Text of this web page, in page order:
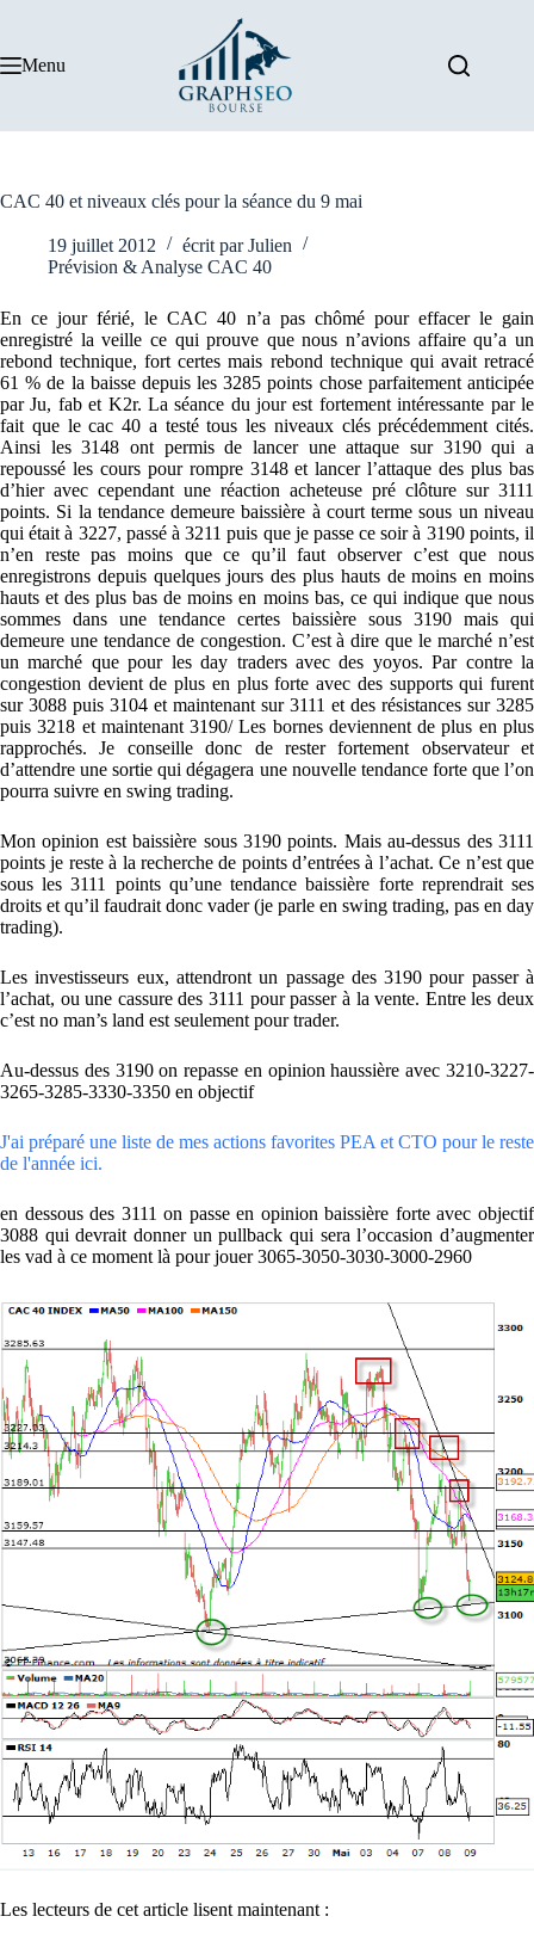
Menu
CAC 40 et niveaux clés pour la séance du 9 mai
19 juillet 2012 écrit par Julien
Prévision & Analyse CAC 40
En ce jour férié, le CAC 40 n’a pas chômé pour effacer le gain
enregistré la veille ce qui prouve que nous n’avions affaire qu’a un
rebond technique, fort certes mais rebond technique qui avait retracé
61 % de la baisse depuis les 3285 points chose parfaitement anticipée
par Ju, fab et K2r. La séance du jour est fortement intéressante par le
fait que le cac 40 a testé tous les niveaux clés précédemment cités.
Ainsi les 3148 ont permis de lancer une attaque sur 3190 qui a
repoussé les cours pour rompre 3148 et lancer l’attaque des plus bas
d’hier avec cependant une réaction acheteuse pré clôture sur 3111
points. Si la tendance demeure baissière à court terme sous un niveau
qui était à 3227, passé à 3211 puis que je passe ce soir à 3190 points, il
n’en reste pas moins que ce qu’il faut observer c’est que nous
enregistrons depuis quelques jours des plus hauts de moins en moins
hauts et des plus bas de moins en moins bas, ce qui indique que nous
sommes dans une tendance certes baissière sous 3190 mais qui
demeure une tendance de congestion. C’est à dire que le marché n’est
un marché que pour les day traders avec des yoyos. Par contre la
congestion devient de plus en plus forte avec des supports qui furent
sur 3088 puis 3104 et maintenant sur 3111 et des résistances sur 3285
puis 3218 et maintenant 3190/ Les bornes deviennent de plus en plus
rapprochés. Je conseille donc de rester fortement observateur et
d’attendre une sortie qui dégagera une nouvelle tendance forte que l’on
pourra suivre en swing trading.
Mon opinion est baissière sous 3190 points. Mais au-dessus des 3111
points je reste à la recherche de points d’entrées à l’achat. Ce n’est que
sous les 3111 points qu’une tendance baissière forte reprendrait ses
droits et qu’il faudrait donc vader (je parle en swing trading, pas en day
trading).
Les investisseurs eux, attendront un passage des 3190 pour passer à
l’achat, ou une cassure des 3111 pour passer à la vente. Entre les deux
c’est no man’s land est seulement pour trader.
Au-dessus des 3190 on repasse en opinion haussière avec 3210-3227-
3265-3285-3330-3350 en objectif
J'ai préparé une liste de mes actions favorites PEA et CTO pour le reste
de l'année ici.
en dessous des 3111 on passe en opinion baissière forte avec objectif
3088 qui devrait donner un pullback qui sera l’occasion d’augmenter
les vad à ce moment là pour jouer 3065-3050-3030-3000-2960
Les lecteurs de cet article lisent maintenant :